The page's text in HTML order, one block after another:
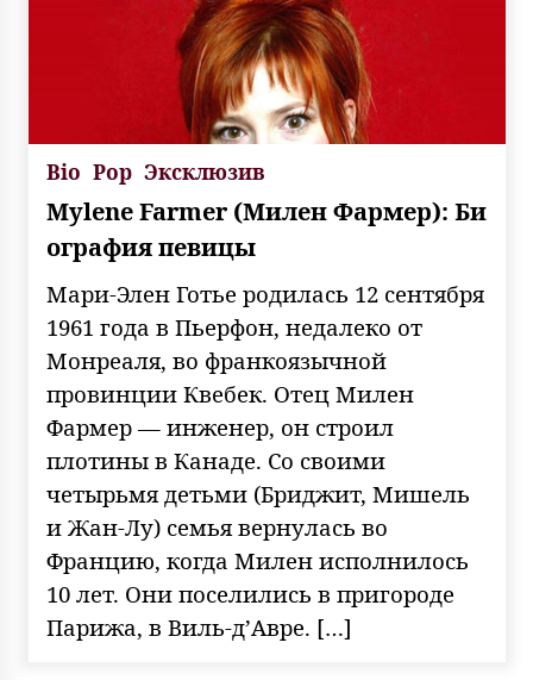
Bio Pop Эксклюзив
Mylene Farmer (Милен Фармер): Би
ография певицы
Мари-Элен Готье родилась 12 сентября
1961 года в Пьерфон, недалеко от
Монреаля, во франкоязычной
провинции Квебек. Отец Милен
Фармер — инженер, он строил
плотины в Канаде. Со своими
четырьмя детьми (Бриджит, Мишель
и Жан-Лу) семья вернулась во
Францию, когда Милен исполнилось
10 лет. Они поселились в пригороде
Парижа, в Виль-д’Авре. […]